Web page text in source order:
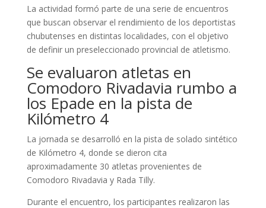
La actividad formó parte de una serie de encuentros
que buscan observar el rendimiento de los deportistas
chubutenses en distintas localidades, con el objetivo
de definir un preseleccionado provincial de atletismo.
Se evaluaron atletas en
Comodoro Rivadavia rumbo a
los Epade en la pista de
Kilómetro 4
La jornada se desarrolló en la pista de solado sintético
de Kilómetro 4, donde se dieron cita
aproximadamente 30 atletas provenientes de
Comodoro Rivadavia y Rada Tilly.
Durante el encuentro, los participantes realizaron las